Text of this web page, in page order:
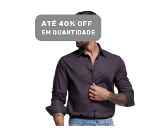
ATÉ 40% OFF
EM QUANTIDADE